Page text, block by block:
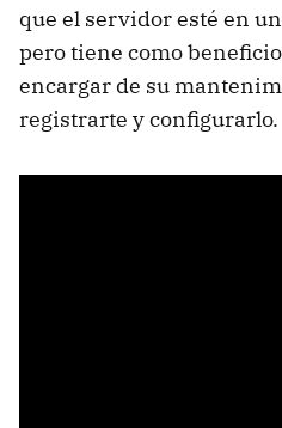
que el servidor esté en
pero tiene como
encargar de su
registrarte y configurarlo.